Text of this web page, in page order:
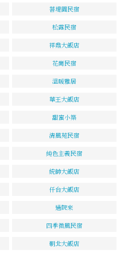
菩堤園民宿
松露民宿
祥鼎大飯店
花崗民宿
溫暖雅居
華王大飯店
甜蜜小築
清風苑民宿
純色主義民宿
統帥大飯店
仟台大飯店
過院來
四季微風民宿
朝北大飯店